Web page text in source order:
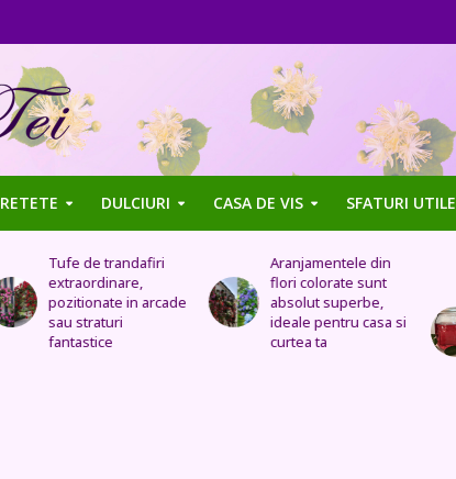
RETETE DULCIURI CASA DE VIS SFATURI UTILE
Aranjamentele din
flori colorate sunt
absolut superbe,
ideale pentru casa si
curtea ta
Uleiul de trandafir
tratează stomacul,
bolile organelor
genitale feminine,
insomnia, durerile de